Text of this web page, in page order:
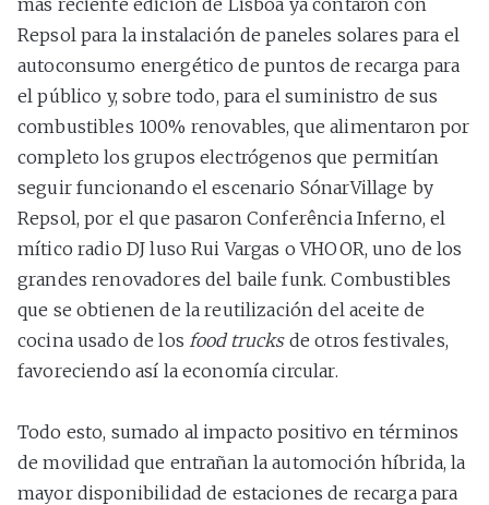
Repsol para la instalación de paneles solares para el
autoconsumo energético de puntos de recarga para
el público y, sobre todo, para el suministro de sus
combustibles 100% renovables, que alimentaron por
completo los grupos electrógenos que permitían
seguir funcionando el escenario SónarVillage by
Repsol, por el que pasaron Conferência Inferno, el
mítico radio DJ luso Rui Vargas o VHOOR, uno de los
grandes renovadores del baile funk. Combustibles
que se obtienen de la reutilización del aceite de
cocina usado de los food trucksde otros festivales,
favoreciendo así la economía circular.
Todo esto, sumado al impacto positivo en términos
de movilidad que entrañan la automoción híbrida, la
mayor disponibilidad de estaciones de recarga para